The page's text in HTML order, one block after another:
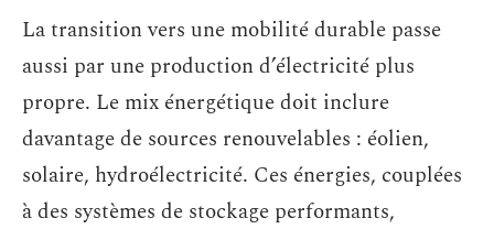
La transition vers une mobilité durable passe
aussi par une production d’électricité plus
propre. Le mix énergétique doit inclure
davantage de sources renouvelables : éolien,
solaire, hydroélectricité. Ces énergies, couplées
à des systèmes de stockage performants,